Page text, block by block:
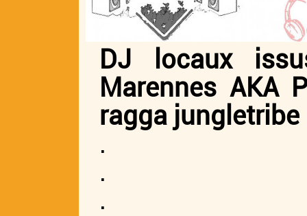
DJ locaux
Marennes AKA
ragga jungletribe
.
.
.